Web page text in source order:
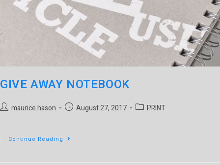
GIVE AWAY NOTEBOOK
maurice.hason August 27, 2017 PRINT
Continue Reading